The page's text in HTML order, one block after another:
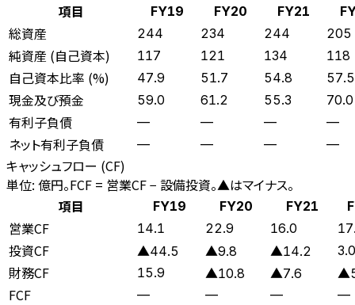
項目
FY19 FY20 FY21
総資産 244 234 244 205
純資産 (自己資本) 117 121 134 118
自己資本比率 (%) 47.9 51.7 54.8 57.5
現金及び預金 59.0 61.2 55.3 70.0
有利子負債 — — — —
ネット有利子負債 — — — —
キャッシュフロー (CF)
単位: 億円。FCF = 営業CF − 設備投資。▲はマイナス。
項目
FY19 FY20 FY21
営業CF 14.1 22.9 16.0
投資CF ▲44.5 ▲9.8 ▲14.2 3.0
財務CF 15.9 ▲10.8 ▲7.6
FCF — — — —